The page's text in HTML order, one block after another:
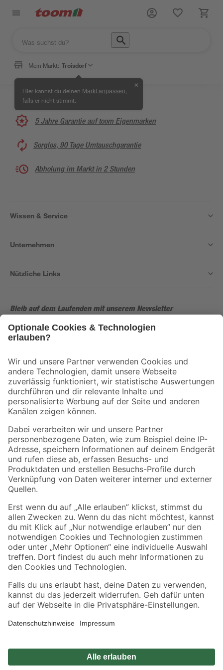
Mein Markt: Troisdorf
Hier kannst du deinen Markt anpassen
falls er nicht stimmt.
✕
5 Jahre Garantie auf toom Eigenmarken
Sorglos, 90 Tage Umtauschgarantie
Abholung im Markt in 2 Stunden
Wissen & Service
Unternehmen
Nützliche Links
Bleib auf dem Laufenden mit unserem Newsletter
Der toom Newsletter: Keine Angebote und Aktionen mehr verpassen!
Folge uns
Zahlungsarten Versandarten
Sicher einkaufen
Jetzt die toom-App herunterladen
Alle Preisangaben in EUR inkl. gesetzl. MwSt.. Die dargestellten Angebote sind unter
Umständen nicht in allen Märkten verfügbar. Die angegebenen Verfügbarkeiten beziehen
sich auf den unter "Mein Markt" ausgewählten toom Baumarkt. Alle Angebote und
*Paketversand ab 59 € versandkostenfrei, gilt nicht für Artikel mit Speditionsversand, hier
fallen zusätzliche Versandkosten an.
Privatsphäre Impressum